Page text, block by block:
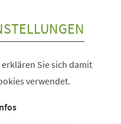
Sie sich damit
verwendet.